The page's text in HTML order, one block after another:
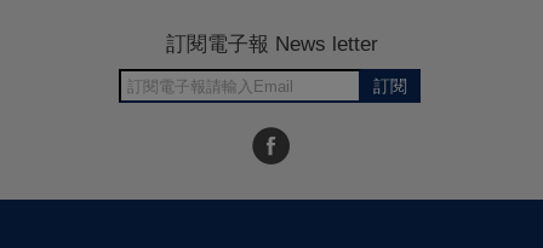
訂閱電子報 News letter
訂閱